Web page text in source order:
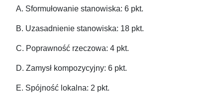
A. Sformułowanie stanowiska: 6 pkt.
B. Uzasadnienie stanowiska: 18 pkt.
C. Poprawność rzeczowa: 4 pkt.
D. Zamysł kompozycyjny: 6 pkt.
E. Spójność lokalna: 2 pkt.